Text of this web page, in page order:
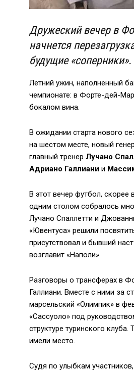
Дружеский вечер в
начнется
будущие «соперники».
Летний ужин, наполненный
чемпионате: в Форте-дей-
бокалом вина.
В ожидании старта нового
на шестом месте, новый
главный тренер Лучано
Адриано Галлиани и
В этот вечер футбол, скорее
одним столом собралось
Лучано Спаллетти и
«Ювентуса» решили
присутствовал и бывший
возглавит «Наполи».
Разговоры о трансферах в
Галлиани. Вместе с ними за
марсельский «Олимпик» в
«Сассуоло» под
структуре туринского
имели место.
Судя по улыбкам